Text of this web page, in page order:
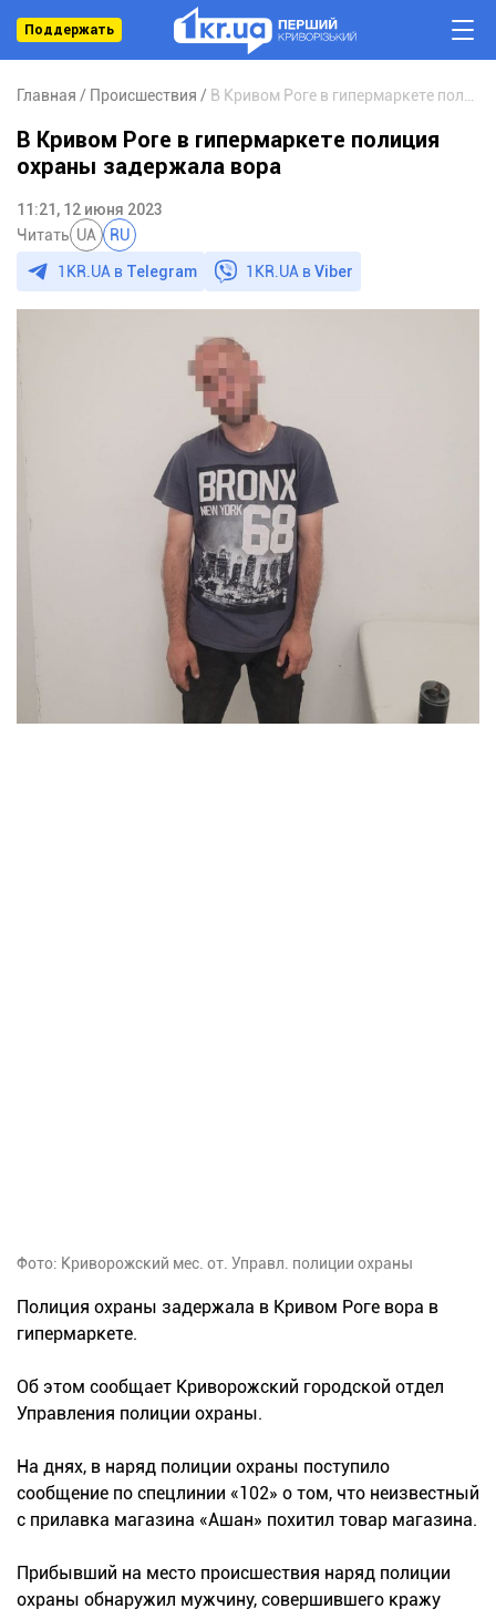
Поддержать
Главная Происшествия
В Кривом Роге в гипермаркете полиция
охраны задержала вора
11:21, 12 июня 2023
Читать UA RU
1KR.UA в Telegram 1KR.UA вViber
Фото: Криворожский мес. от. Управл. полиции охраны
Полиция охраны задержала в Кривом Роге вора в
гипермаркете.
Об этом сообщает Криворожский городской отдел
Управления полиции охраны.
На днях, в наряд полиции охраны поступило
сообщение по спецлинии «102» о том, что неизвестный
с прилавка магазина «Ашан» похитил товар магазина.
Прибывший на место происшествия наряд полиции
охраны обнаружил мужчину, совершившего кражу